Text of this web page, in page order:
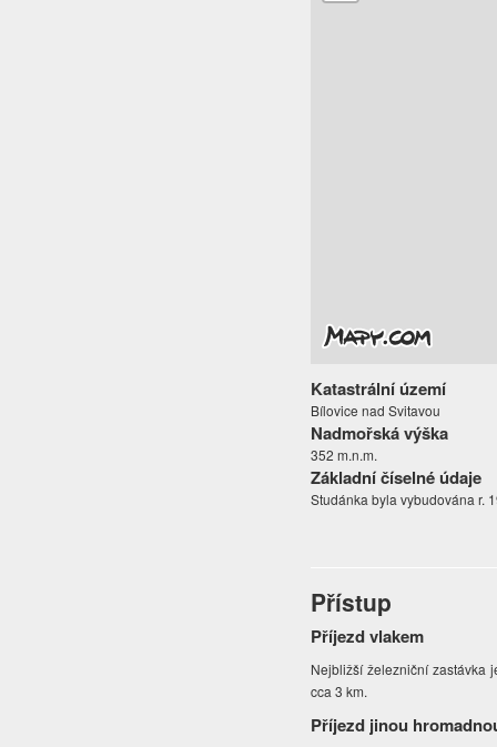
Katastrální území
Bílovice nad Svitavou
Nadmořská výška
352 m.n.m.
Základní číselné údaje
Studánka byla vybudována r.
Přístup
Příjezd vlakem
Nejbližší železniční zastávka
cca 3 km.
Příjezd jinou